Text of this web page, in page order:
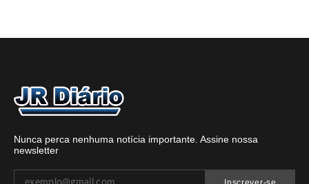
Nunca perca nenhuma notícia importante. Assine nossa
newsletter